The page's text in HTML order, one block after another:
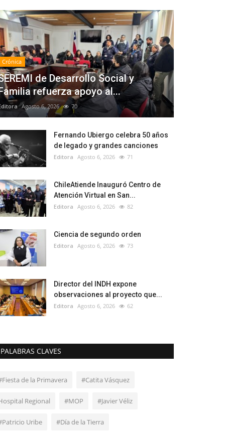
Crónica
de Desarrollo Social y
refuerza apoyo al...
Agosto 6, 2026 70
Fernando Ubiergo celebra 50 años
de legado y grandes canciones
Editora Agosto 6, 2026 71
ChileAtiende Inauguró Centro de
Atención Virtual en San...
Editora Agosto 6, 2026 82
Ciencia de segundo orden
Editora Agosto 6, 2026 73
Director del INDH expone
observaciones al proyecto que...
Editora Agosto 6, 2026 62
PALABRAS CLAVES
de la Primavera #Catita Vásquez
Regional #MOP #Javier Véliz
Uribe #Día de la Tierra